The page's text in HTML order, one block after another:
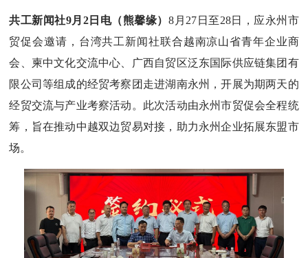
共工新闻社9月2日电（熊馨缘）8月27日至28日，应永州市
贸促会邀请，台湾共工新闻社联合越南凉山省青年企业商
会、柬中文化交流中心、广西自贸区泛东国际供应链集团有
限公司等组成的经贸考察团走进湖南永州，开展为期两天的
经贸交流与产业考察活动。此次活动由永州市贸促会全程统
筹，旨在推动中越双边贸易对接，助力永州企业拓展东盟市
场。